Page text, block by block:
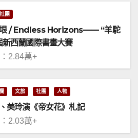
社團
/ Endless Horizons—— “羊駝
新西蘭國際書畫大賽
2.84萬+
文旅 社團 人物
美玲演《帝女花》札記
2.03萬+